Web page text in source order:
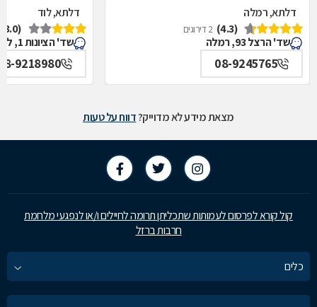
דלתא, רמלה
(4.3)
2 דירוגים
שד' הרצל 93, רמלה
08-9245765
דלתא, לוד
(3.0)
שד' הציונות 1, לוד
9218980
מצאת מידע לא מדוייק?דווח על טעות
קול קורא לפרסום לעמותות שתכליתן תרומה לחיילים ו/או לנפגעי מלחמת
חרבות ברזל
כלים